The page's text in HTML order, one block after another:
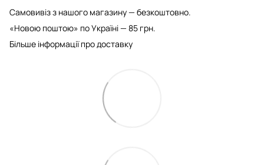
Самовивіз з нашого магазину — безкоштовно.
«Новою поштою» по Україні — 85 грн.
Більше інформації про доставку